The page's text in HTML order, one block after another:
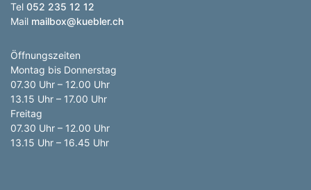
Tel 052 235 12 12
Mail mailbox@kuebler.ch
Öffnungszeiten
Montag bis Donnerstag
07.30 Uhr – 12.00 Uhr
13.15 Uhr – 17.00 Uhr
Freitag
07.30 Uhr – 12.00 Uhr
13.15 Uhr – 16.45 Uhr